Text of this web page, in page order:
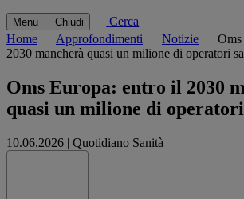
Menu Chiudi
Cerca
Home
Approfondimenti Notizie
2030 mancherà quasi un milione di operatori
Oms Europa: entro il 2030
quasi un milione di
10.06.2026 | Quotidiano Sanità